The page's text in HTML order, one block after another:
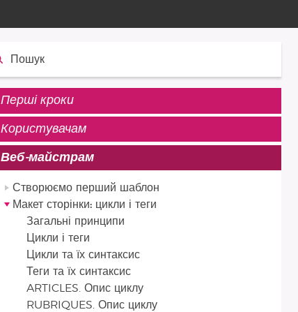
Перші кроки
Користувачам
Веб-майстрам
Створюємо перший шаблон
Макет сторінки: цикли і теги
Загальні принципи
Цикли і теги
Цикли та їх синтаксис
Теги та їх синтаксис
ARTICLES. Опис циклу
RUBRIQUES. Опис циклу